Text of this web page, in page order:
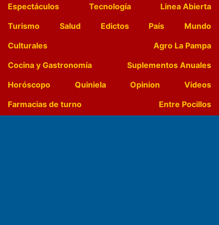
Espectáculos
Tecnología
Linea Abierta
Turismo
Salud Edictos País
Mundo
Culturales
Agro La Pampa
Cocina y Gastronomía
Suplementos Anuales
Horóscopo
Quiniela Opinion
Videos
Farmacias de turno
Entre Pocillos